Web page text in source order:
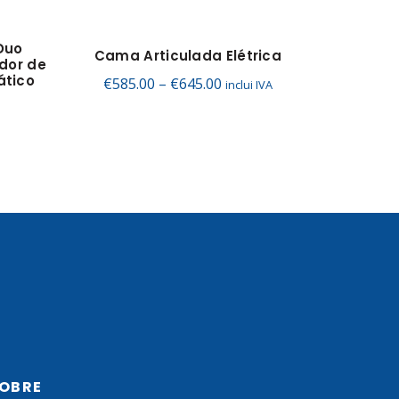
de
Cama Articulada Elétrica
€585.00 – €645.00 Price
inclui IVA